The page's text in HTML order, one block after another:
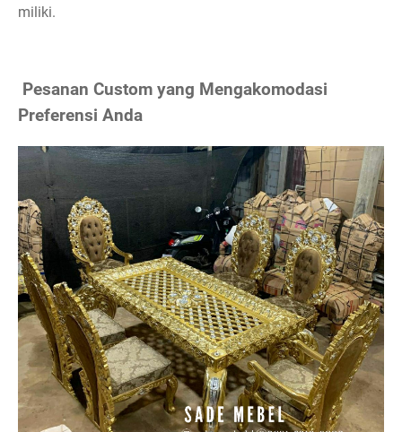
miliki.
Pesanan Custom yang Mengakomodasi
Preferensi Anda